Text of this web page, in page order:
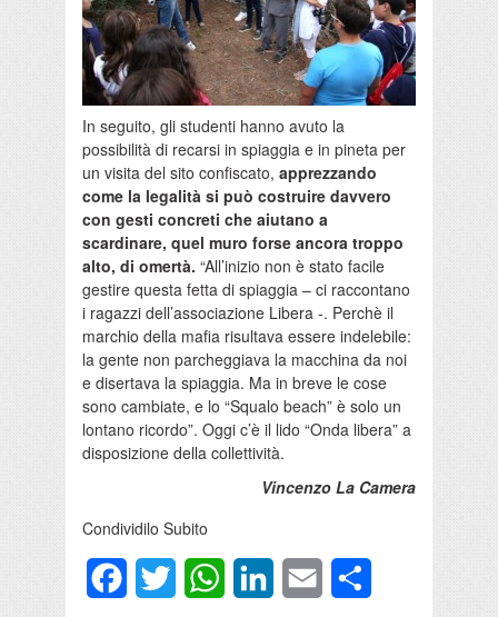
In seguito, gli studenti hanno avuto la
possibilità di recarsi in spiaggia e in pineta per
un visita del sito confiscato, apprezzando
come la legalità si può costruire davvero
con gesti concreti che aiutano a
scardinare, quel muro forse ancora troppo
alto, di omertà. “All’inizio non è stato facile
gestire questa fetta di spiaggia – ci raccontano
i ragazzi dell’associazione Libera -. Perchè il
marchio della mafia risultava essere indelebile:
la gente non parcheggiava la macchina da noi
e disertava la spiaggia. Ma in breve le cose
sono cambiate, e lo “Squalo beach” è solo un
lontano ricordo”. Oggi c’è il lido “Onda libera” a
disposizione della collettività.
Vincenzo La Camera
Condividilo Subito
FacebookTwitter WhatsAppLinkedInEmail